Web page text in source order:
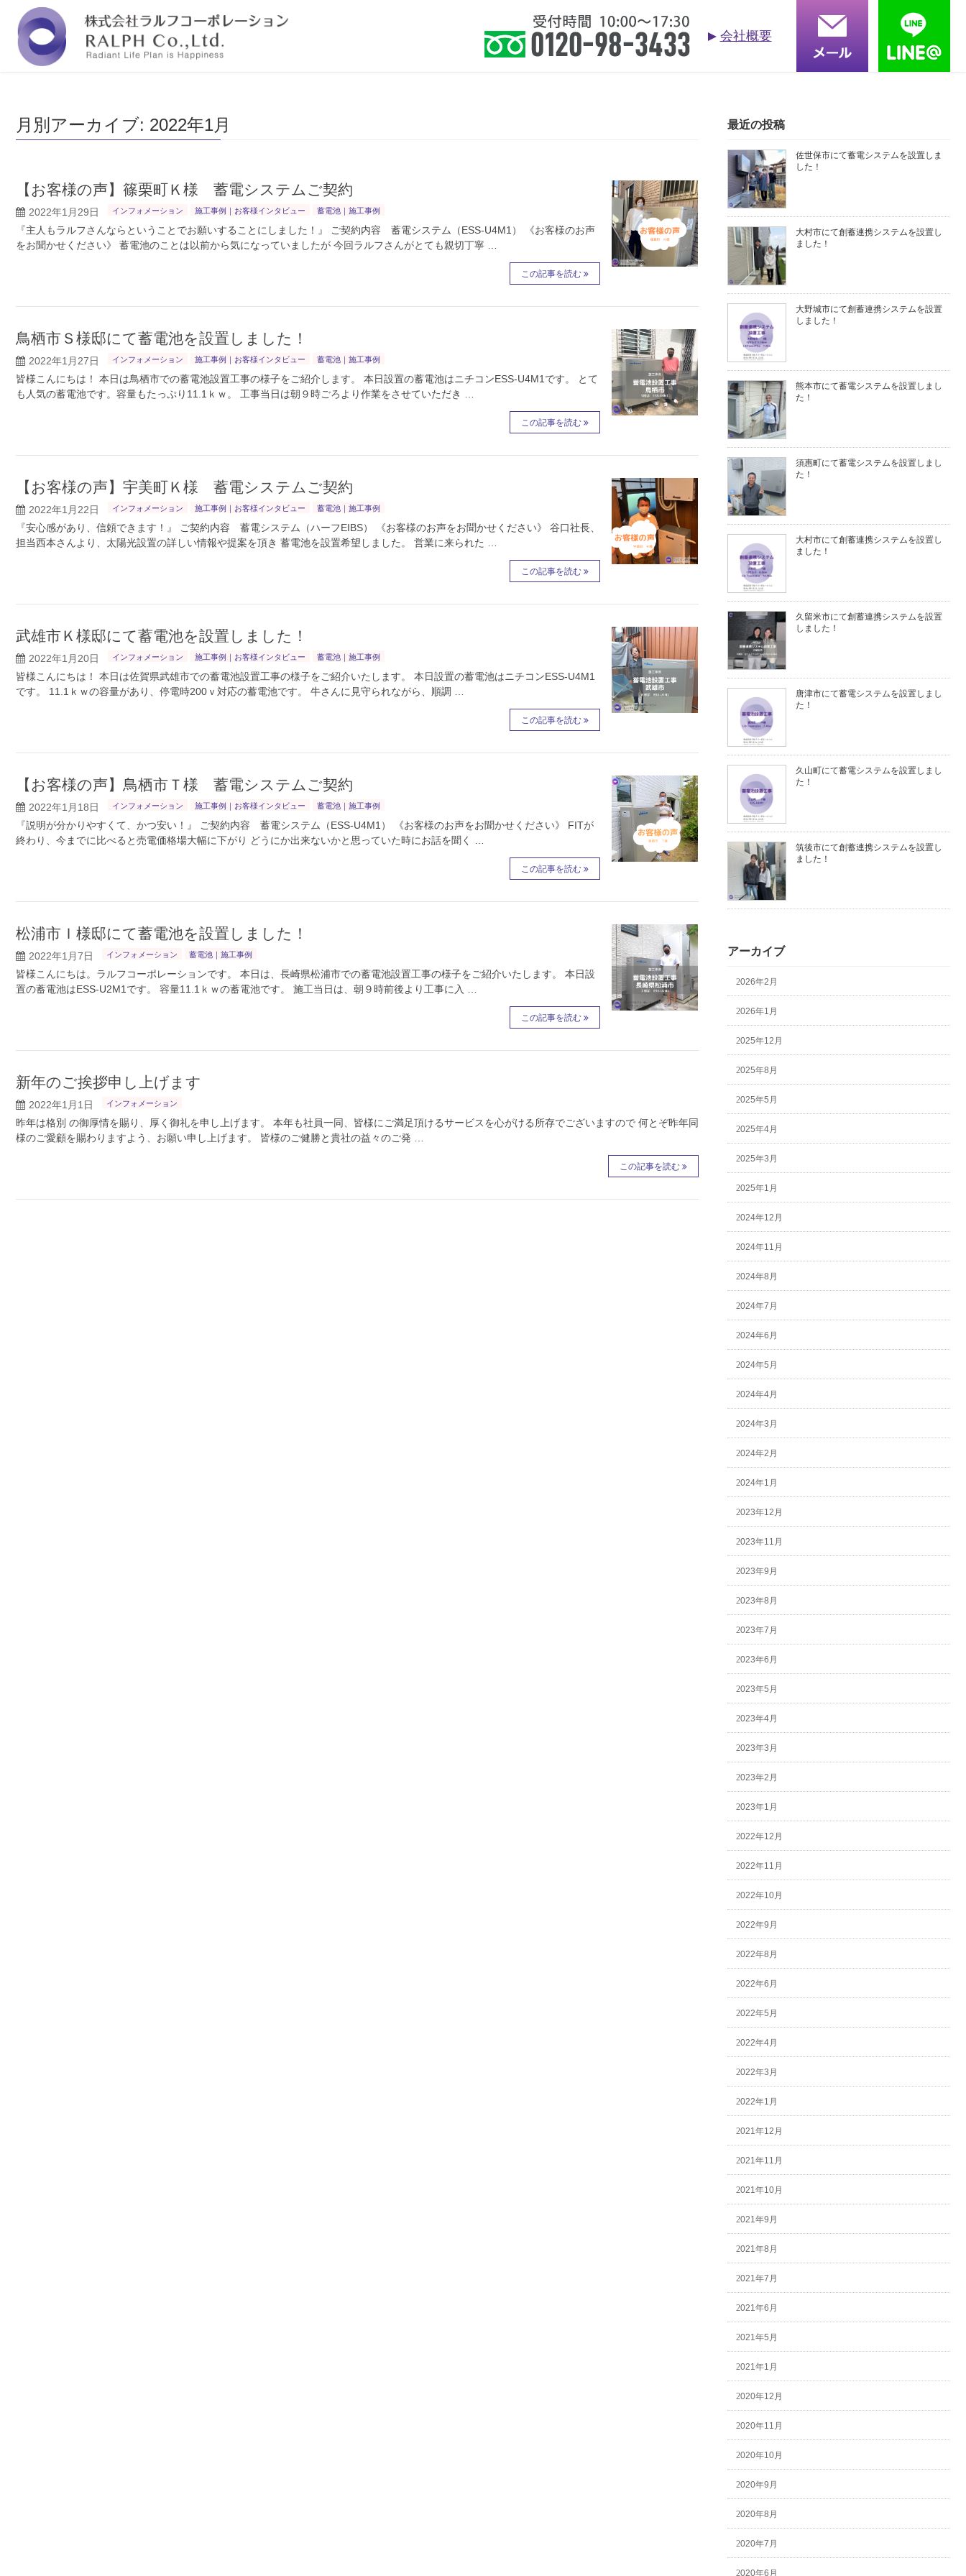
会社概要
月別アーカイブ: 2022年1月
【お客様の声】篠栗町Ｋ様 蓄電システムご契約
2022年1月29日 インフォメーション 施工事例｜お客様インタビュー 蓄電池｜施工事例
『主人もラルフさんならということでお願いすることにしました！』 ご契約内容 蓄電システム（ESS-U4M1） 《お客様のお声
をお聞かせください》 蓄電池のことは以前から気になっていましたが 今回ラルフさんがとても親切丁寧 …
この記事を読む
鳥栖市Ｓ様邸にて蓄電池を設置しました！
2022年1月27日 インフォメーション 施工事例｜お客様インタビュー 蓄電池｜施工事例
皆様こんにちは！ 本日は鳥栖市での蓄電池設置工事の様子をご紹介します。 本日設置の蓄電池はニチコンESS-U4M1です。 とて
も人気の蓄電池です。容量もたっぷり11.1ｋｗ。 工事当日は朝９時ごろより作業をさせていただき …
この記事を読む
【お客様の声】宇美町Ｋ様 蓄電システムご契約
2022年1月22日 インフォメーション 施工事例｜お客様インタビュー 蓄電池｜施工事例
『安心感があり、信頼できます！』 ご契約内容 蓄電システム（ハーフEIBS） 《お客様のお声をお聞かせください》 谷口社長、
担当西本さんより、太陽光設置の詳しい情報や提案を頂き 蓄電池を設置希望しました。 営業に来られた …
この記事を読む
武雄市Ｋ様邸にて蓄電池を設置しました！
2022年1月20日 インフォメーション 施工事例｜お客様インタビュー 蓄電池｜施工事例
皆様こんにちは！ 本日は佐賀県武雄市での蓄電池設置工事の様子をご紹介いたします。 本日設置の蓄電池はニチコンESS-U4M1
です。 11.1ｋｗの容量があり、停電時200ｖ対応の蓄電池です。 牛さんに見守られながら、順調 …
この記事を読む
【お客様の声】鳥栖市Ｔ様 蓄電システムご契約
2022年1月18日 インフォメーション 施工事例｜お客様インタビュー 蓄電池｜施工事例
『説明が分かりやすくて、かつ安い！』 ご契約内容 蓄電システム（ESS-U4M1） 《お客様のお声をお聞かせください》 FITが
終わり、今までに比べると売電価格場大幅に下がり どうにか出来ないかと思っていた時にお話を聞く …
この記事を読む
松浦市Ｉ様邸にて蓄電池を設置しました！
2022年1月7日 インフォメーション 蓄電池｜施工事例
皆様こんにちは。ラルフコーポレーションです。 本日は、長崎県松浦市での蓄電池設置工事の様子をご紹介いたします。 本日設
置の蓄電池はESS-U2M1です。 容量11.1ｋｗの蓄電池です。 施工当日は、朝９時前後より工事に入 …
この記事を読む
新年のご挨拶申し上げます
2022年1月1日 インフォメーション
昨年は格別 の御厚情を賜り、厚く御礼を申し上げます。 本年も社員一同、皆様にご満足頂けるサービスを心がける所存でございますので 何とぞ昨年同
様のご愛顧を賜わりますよう、お願い申し上げます。 皆様のご健勝と貴社の益々のご発 …
この記事を読む
最近の投稿
佐世保市にて蓄電システムを設置しま
した！
大村市にて創蓄連携システムを設置し
ました！
大野城市にて創蓄連携システムを設置
しました！
熊本市にて蓄電システムを設置しまし
た！
須惠町にて蓄電システムを設置しまし
た！
大村市にて創蓄連携システムを設置し
ました！
久留米市にて創蓄連携システムを設置
しました！
唐津市にて蓄電システムを設置しまし
た！
久山町にて蓄電システムを設置しまし
た！
筑後市にて創蓄連携システムを設置し
ました！
アーカイブ
2026年2月
2026年1月
2025年12月
2025年8月
2025年5月
2025年4月
2025年3月
2025年1月
2024年12月
2024年11月
2024年8月
2024年7月
2024年6月
2024年5月
2024年4月
2024年3月
2024年2月
2024年1月
2023年12月
2023年11月
2023年9月
2023年8月
2023年7月
2023年6月
2023年5月
2023年4月
2023年3月
2023年2月
2023年1月
2022年12月
2022年11月
2022年10月
2022年9月
2022年8月
2022年6月
2022年5月
2022年4月
2022年3月
2022年1月
2021年12月
2021年11月
2021年10月
2021年9月
2021年8月
2021年7月
2021年6月
2021年5月
2021年1月
2020年12月
2020年11月
2020年10月
2020年9月
2020年8月
2020年7月
2020年6月